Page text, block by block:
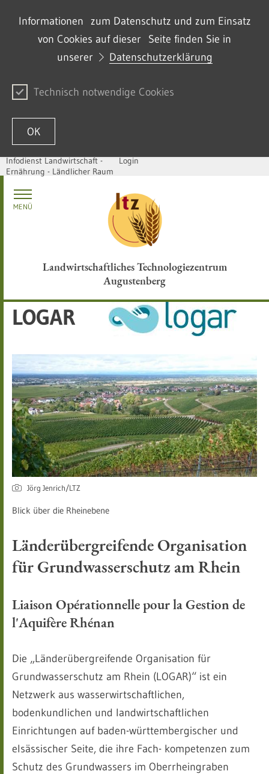
Informationen zum Datenschutz und zum Einsatz
von Cookies auf dieser Seite finden Sie in
unserer
Datenschutzerklärung
Technisch notwendige Cookies
OK
Skip to content
Infodienst Landwirtschaft -
Ernährung - Ländlicher Raum
Login
Landwirtschaftliches Technologiezentrum
Augustenberg
MENÜ
LOGAR
Jörg Jenrich/LTZ
Blick über die Rheinebene
Länderübergreifende Organisation
für Grundwasserschutz am Rhein
Liaison Opérationnelle pour la Gestion de
l'Aquifère Rhénan
Die „Länderübergreifende Organisation für
Grundwasserschutz am Rhein (LOGAR)“ ist ein
Netzwerk aus wasserwirtschaftlichen,
bodenkundlichen und landwirtschaftlichen
Einrichtungen auf baden-württembergischer und
elsässischer Seite, die ihre Fach- kompetenzen zum
Schutz des Grundwassers im Oberrheingraben